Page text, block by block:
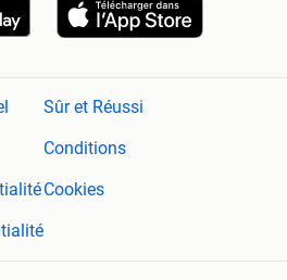
Sûr et Réussi
Conditions
Cookies